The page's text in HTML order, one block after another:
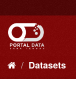
to
content
Datasets